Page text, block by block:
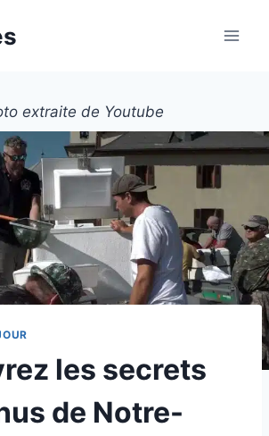
extraite de Youtube
les secrets
de Notre-